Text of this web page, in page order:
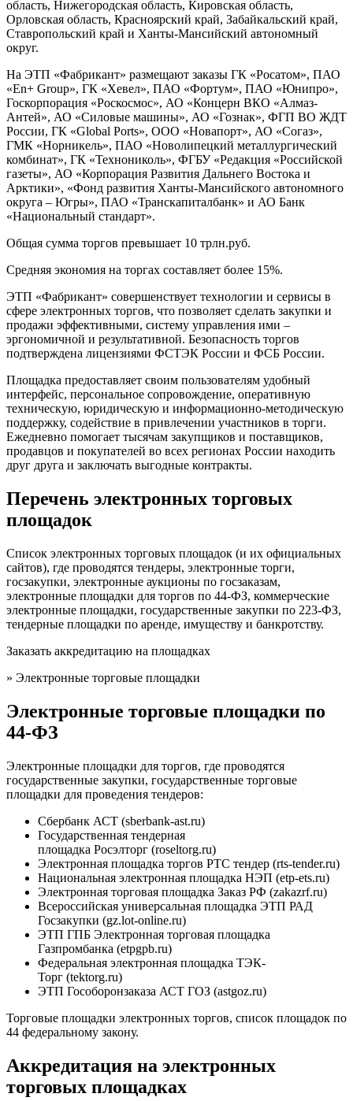
область, Нижегородская область, Кировская область,
Орловская область, Красноярский край, Забайкальский край,
Ставропольский край и Ханты-Мансийский автономный
округ.
На ЭТП «Фабрикант» размещают заказы ГК «Росатом», ПАО
«En+ Group», ГК «Хевел», ПАО «Фортум», ПАО «Юнипро»,
Госкорпорация «Роскосмос», АО «Концерн ВКО «Алмаз-
Антей», АО «Силовые машины», АО «Гознак», ФГП ВО ЖДТ
России, ГК «Global Ports», ООО «Новапорт», АО «Согаз»,
ГМК «Норникель», ПАО «Новолипецкий металлургический
комбинат», ГК «Технониколь», ФГБУ «Редакция «Российской
газеты», АО «Корпорация Развития Дальнего Востока и
Арктики», «Фонд развития Ханты-Мансийского автономного
округа – Югры», ПАО «Транскапиталбанк» и АО Банк
«Национальный стандарт».
Общая сумма торгов превышает 10 трлн.руб.
Средняя экономия на торгах составляет более 15%.
ЭТП «Фабрикант» совершенствует технологии и сервисы в
сфере электронных торгов, что позволяет сделать закупки и
продажи эффективными, систему управления ими –
эргономичной и результативной. Безопасность торгов
подтверждена лицензиями ФСТЭК России и ФСБ России.
Площадка предоставляет своим пользователям удобный
интерфейс, персональное сопровождение, оперативную
техническую, юридическую и информационно-методическую
поддержку, содействие в привлечении участников в торги.
Ежедневно помогает тысячам закупщиков и поставщиков,
продавцов и покупателей во всех регионах России находить
друг друга и заключать выгодные контракты.
Перечень электронных торговых
площадок
Список электронных торговых площадок (и их официальных
сайтов), где проводятся тендеры, электронные торги,
госзакупки, электронные аукционы по госзаказам,
электронные площадки для торгов по 44-ФЗ, коммерческие
электронные площадки, государственные закупки по 223-ФЗ,
тендерные площадки по аренде, имуществу и банкротству.
Заказать аккредитацию на площадках
» Электронные торговые площадки
Электронные торговые площадки по
44-ФЗ
Электронные площадки для торгов, где проводятся
государственные закупки, государственные торговые
площадки для проведения тендеров:
Сбербанк АСТ (sberbank-ast.ru)
Государственная тендерная
площадка Росэлторг (roseltorg.ru)
Электронная площадка торгов РТС тендер (rts-tender.ru)
Национальная электронная площадка НЭП (etp-ets.ru)
Электронная торговая площадка Заказ РФ (zakazrf.ru)
Всероссийская универсальная площадка ЭТП РАД
Госзакупки (gz.lot-online.ru)
ЭТП ГПБ Электронная торговая площадка
Газпромбанка (etpgpb.ru)
Федеральная электронная площадка ТЭК-
Торг (tektorg.ru)
ЭТП Гособоронзаказа АСТ ГОЗ (astgoz.ru)
Торговые площадки электронных торгов, список площадок по
44 федеральному закону.
Аккредитация на электронных
торговых площадках